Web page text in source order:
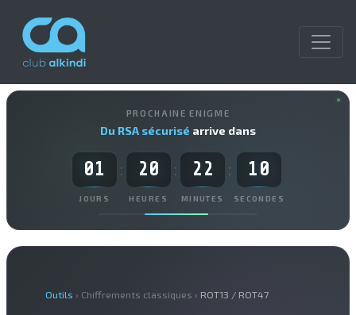
PROCHAINE ENIGME
Du RSA sécurisé arrive dans
01
JOURS
: 20
HEURES
: 22
MINUTES
: 09
SECONDES
Outils › Chiffrements classiques › ROT13 / ROT47